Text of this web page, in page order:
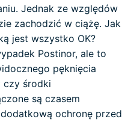
Jednak ze względów
zachodzić w ciążę. Jak
jest wszystko OK?
Postinor, ale to
pęknięcia
czy środki
są czasem
ochronę przed